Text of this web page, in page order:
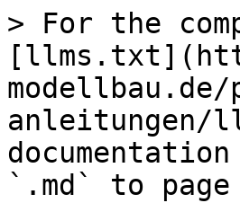
> For the
anleitungen/
`.md` to